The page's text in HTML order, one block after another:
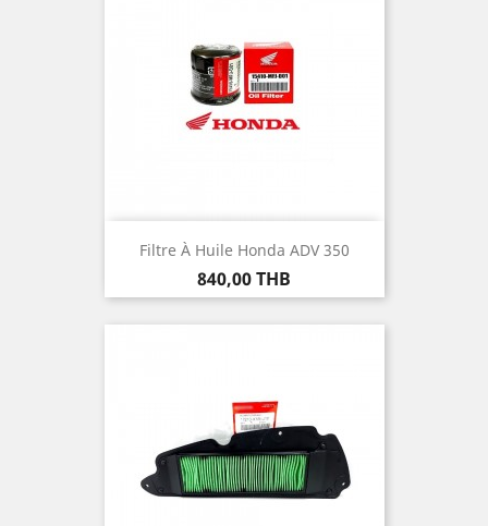
Filtre À Huile Honda ADV 350
Prix
840,00 THB